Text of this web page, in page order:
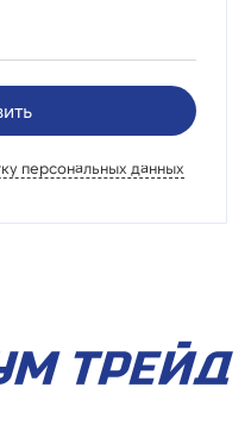
персональных данных